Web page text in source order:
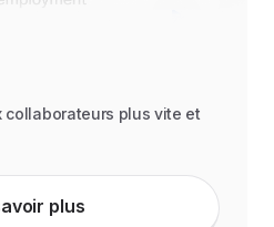
collaborateurs plus vite et
plus